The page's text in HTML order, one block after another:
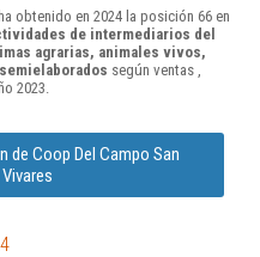
obtenido en 2024 la posición 66 en
de intermediarios del
agrarias, animales vivos,
según ventas ,
2023.
de Coop Del Campo San